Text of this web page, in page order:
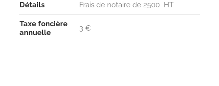
Détails Frais de notaire de 2500  HT
Taxe foncière
annuelle
3 €